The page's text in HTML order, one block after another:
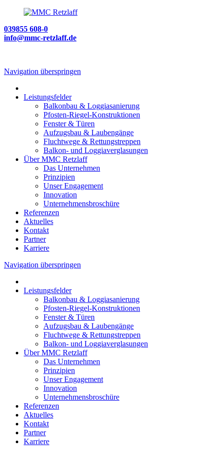
039855 608-0
info@mmc-retzlaff.de
Navigation überspringen
Leistungsfelder
Balkonbau & Loggiasanierung
Pfosten-Riegel-Konstruktionen
Fenster & Türen
Aufzugsbau & Laubengänge
Fluchtwege & Rettungstreppen
Balkon- und Loggiaverglasungen
Über MMC Retzlaff
Das Unternehmen
Prinzipien
Unser Engagement
Innovation
Unternehmensbroschüre
Referenzen
Aktuelles
Kontakt
Partner
Karriere
Navigation überspringen
Leistungsfelder
Balkonbau & Loggiasanierung
Pfosten-Riegel-Konstruktionen
Fenster & Türen
Aufzugsbau & Laubengänge
Fluchtwege & Rettungstreppen
Balkon- und Loggiaverglasungen
Über MMC Retzlaff
Das Unternehmen
Prinzipien
Unser Engagement
Innovation
Unternehmensbroschüre
Referenzen
Aktuelles
Kontakt
Partner
Karriere